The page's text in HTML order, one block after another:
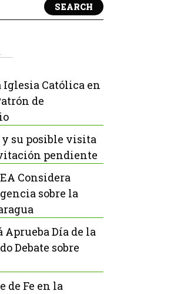
SEARCH
Católica en
de
y su posible visita
pendiente
Considera
sobre la
Aprueba Día de la
Debate sobre
de Fe en la